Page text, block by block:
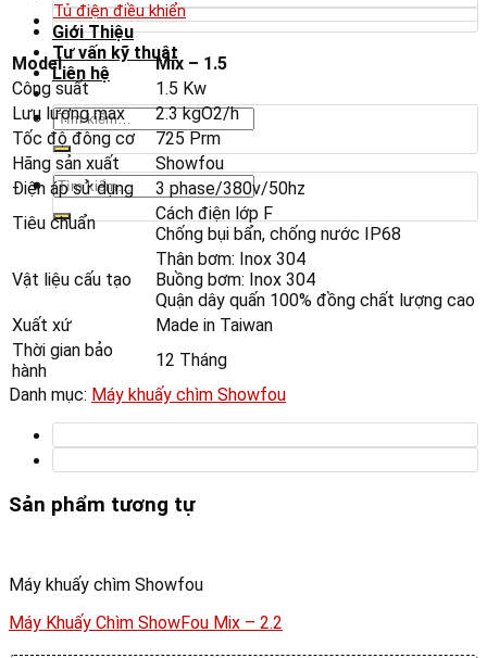
Tủ điện điều khiển
Giới Thiệu
Tư vấn kỹ thuật
Liên hệ
Tìm
kiếm:
Tìm
Model
Mix – 1.5
Công suất
1.5 Kw
Lưu lượng max
2.3 kgO2/h
Tốc độ đông cơ
725 Prm
Hãng sản xuất
Showfou
Điện áp sử dụng
3 phase/380v/50hz
Tiêu chuẩn
Cách điện lớp F
Chống bụi bẩn, chống nước IP68
Vật liệu cấu tạo
Thân bơm: Inox 304
Buồng bơm: Inox 304
Quận dây quấn 100% đồng chất lượng cao
Xuất xứ
Made in Taiwan
Thời gian bảo
hành
12 Tháng
Danh mục: Máy khuấy chìm Showfou
Sản phẩm tương tự
Máy khuấy chìm Showfou
Máy Khuấy Chìm ShowFou Mix – 2.2